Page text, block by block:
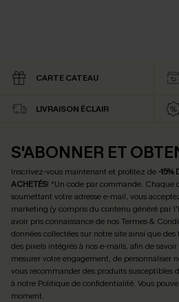
CARTE CATEAU
LIVRAISON ÉCLAIR
S'ABONNER ET
Inscrivez-vous maintenant et profitez de -15%
ACHETÉS! *Un code par commande. Chaque
soumettant votre adresse e-mail, vous
marketing (y compris du contenu généré par
avoir pris connaissance de nosTermes &
données collectées sur notre site ainsi que
des pixels intégrés à nos e-mails, afin de
mesurer votre engagement, de personnaliser
vous recommander des produits susceptibles
à notre Politique de confidentialité. Vous
moment.